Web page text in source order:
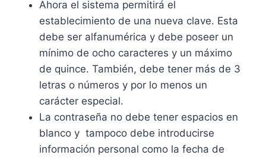
Ahora el sistema permitirá el
establecimiento de una nueva clave. Esta
debe ser alfanumérica y debe poseer un
mínimo de ocho caracteres y un máximo
de quince. También, debe tener más de 3
letras o números y por lo menos un
carácter especial.
La contraseña no debe tener espacios en
blanco y tampoco debe introducirse
información personal como la fecha de